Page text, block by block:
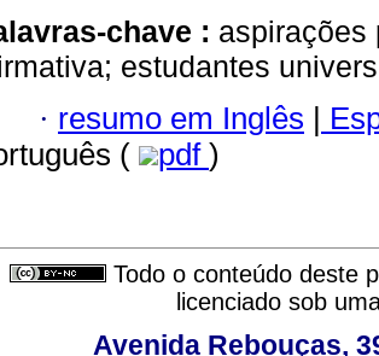
chave : aspirações
estudantes
· resumo em Inglês |
(
pdf )
Todo o conteúdo deste
licenciado sob
Avenida Rebouças,